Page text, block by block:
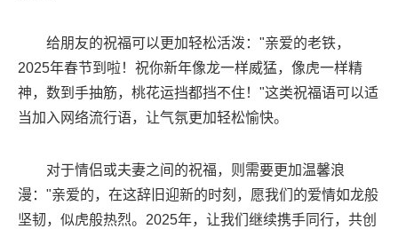
给朋友的祝福可以更加轻松活泼："亲爱的老铁，
2025年春节到啦！祝你新年像龙一样威猛，像虎一样精
神，数到手抽筋，桃花运挡都挡不住！"这类祝福语可以适
当加入网络流行语，让气氛更加轻松愉快。
对于情侣或夫妻之间的祝福，则需要更加温馨浪
漫："亲爱的，在这辞旧迎新的时刻，愿我们的爱情如龙般
坚韧，似虎般热烈。2025年，让我们继续携手同行，共创